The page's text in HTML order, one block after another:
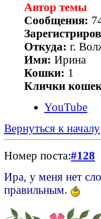
Автор темы
Сообщения:
Откуда: г.
Имя: Ирина
Кошки: 1
Клички
YouTube
Вернуться к началу
Номер поста:#128
Ира, у меня нет
правильным.